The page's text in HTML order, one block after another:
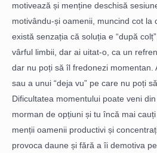
motivează și menține deschisă
motivându-și oamenii, muncind cot la
există senzația că soluția e “după
vârful limbii, dar ai uitat-o, ca un
dar nu poți să îl fredonezi momentan.
sau a unui “deja vu” pe care nu poți
Dificultatea momentului poate veni
morman de opțiuni și tu încă mai
menții oamenii productivi și
provoca daune și fără a îi demotiva